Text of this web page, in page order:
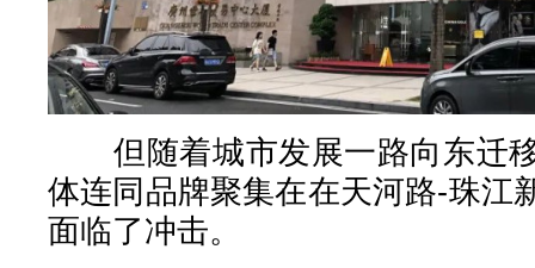
但随着城市发展一路向东迁
体连同品牌聚集在在天河路-珠江
面临了冲击。